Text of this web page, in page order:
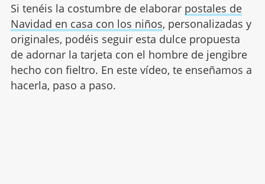
Si tenéis la costumbre de elaborar postales de
Navidad en casa con los niños, personalizadas y
originales, podéis seguir esta dulce propuesta
de adornar la tarjeta con el hombre de jengibre
hecho con fieltro. En este vídeo, te enseñamos a
hacerla, paso a paso.